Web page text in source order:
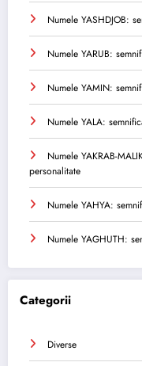
Numele YASHDJOB:
Numele YARUB:
Numele YAMIN:
Numele YALA:
Numele YAKRAB-
personalitate
Numele YAHYA:
Numele YAGHUTH:
Categorii
Diverse